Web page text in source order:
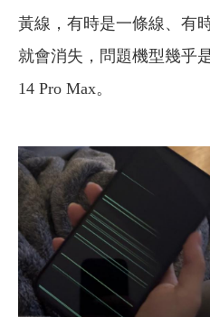
黃線，有時是一條線、有
就會消失，問題機型幾乎
14 Pro Max。